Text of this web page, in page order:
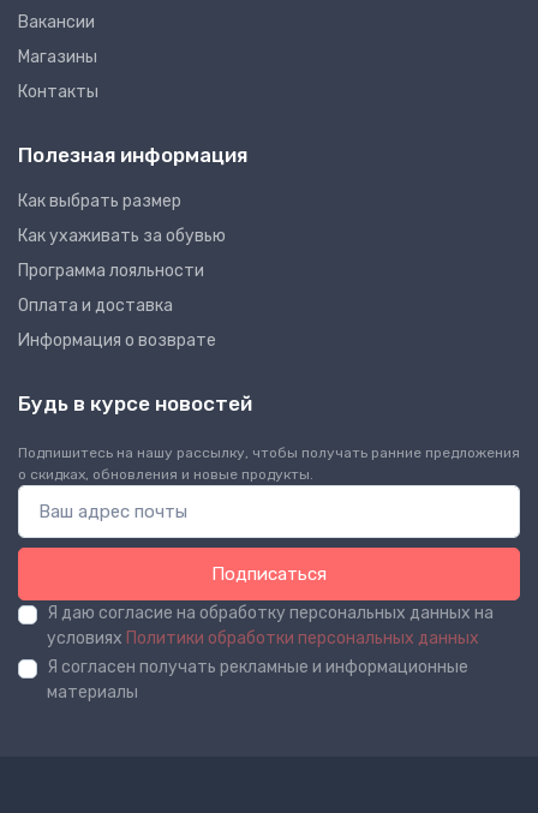
Вакансии
Магазины
Контакты
Полезная информация
Как выбрать размер
Как ухаживать за обувью
Программа лояльности
Оплата и доставка
Информация о возврате
Будь в курсе новостей
Подпишитесь на нашу рассылку, чтобы получать ранние предложения
о скидках, обновления и новые продукты.
Подписаться
Я даю согласие на обработку персональных данных на
условиях Политики обработки персональных данных
Я согласен получать рекламные и информационные
материалы